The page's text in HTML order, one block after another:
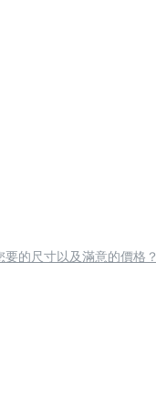
要的尺寸以及滿意的價格？